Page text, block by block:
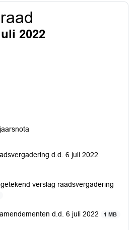
2022
d.d. 6 juli 2022
verslag raadsvergadering
d.d. 6 juli 2022 1 MB